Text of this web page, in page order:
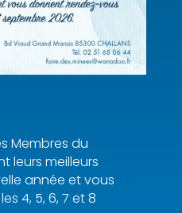
Membres du
leurs meilleurs
année et vous
4, 5, 6, 7 et 8